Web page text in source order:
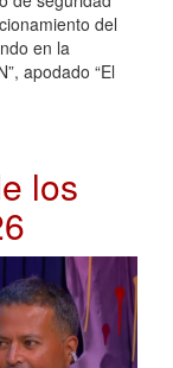
del
en la
apodado “El
los